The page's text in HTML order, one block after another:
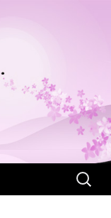
Suchen
nach: